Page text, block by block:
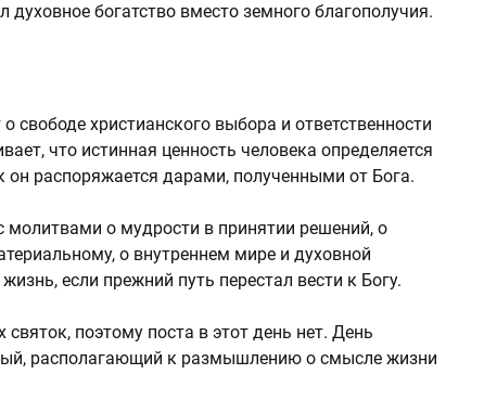
богатство вместо земного благополучия.
христианского выбора и ответственности
что истинная ценность человека определяется
распоряжается дарами, полученными от Бога.
о мудрости в принятии решений, о
о внутреннем мире и духовной
если прежний путь перестал вести к Богу.
поэтому поста в этот день нет. День
располагающий к размышлению о смысле жизни